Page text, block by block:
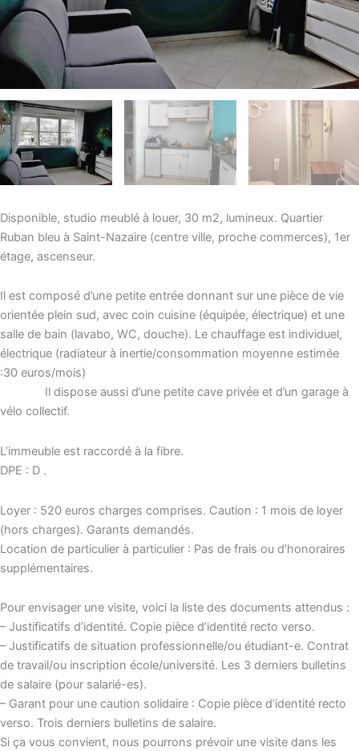
Disponible, studio meublé à louer, 30 m2, lumineux. Quartier
Ruban bleu à Saint-Nazaire (centre ville, proche commerces), 1er
étage, ascenseur.
Il est composé d’une petite entrée donnant sur une pièce de vie
orientée plein sud, avec coin cuisine (équipée, électrique) et une
salle de bain (lavabo, WC, douche). Le chauffage est individuel,
électrique (radiateur à inertie/consommation moyenne estimée
:30 euros/mois)
Il dispose aussi d’une petite cave privée et d’un garage à
vélo collectif.
L’immeuble est raccordé à la fibre.
DPE : D .
Loyer : 520 euros charges comprises. Caution : 1 mois de loyer
(hors charges). Garants demandés.
Location de particulier à particulier : Pas de frais ou d’honoraires
supplémentaires.
Pour envisager une visite, voici la liste des documents attendus :
– Justificatifs d’identité. Copie pièce d’identité recto verso.
– Justificatifs de situation professionnelle/ou étudiant-e. Contrat
de travail/ou inscription école/université. Les 3 derniers bulletins
de salaire (pour salarié-es).
– Garant pour une caution solidaire : Copie pièce d’identité recto
verso. Trois derniers bulletins de salaire.
Si ça vous convient, nous pourrons prévoir une visite dans les